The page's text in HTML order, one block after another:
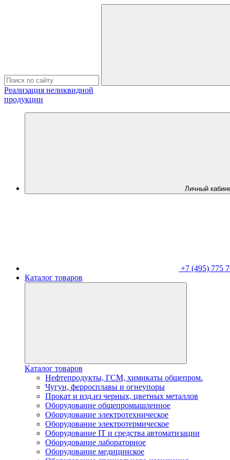
Реализация неликвидной
продукции
Личный
+7 (495) 775
Каталог товаров
Каталог товаров
Нефтепродукты, ГСМ, химикаты общепром.
Чугун, ферросплавы и огнеупоры
Прокат и изд.из черных, цветных металлов
Оборудование общепромышленное
Оборудование электротехническое
Оборудование электротермическое
Оборудование IT и средства автоматизации
Оборудование лабораторное
Оборудование медицинское